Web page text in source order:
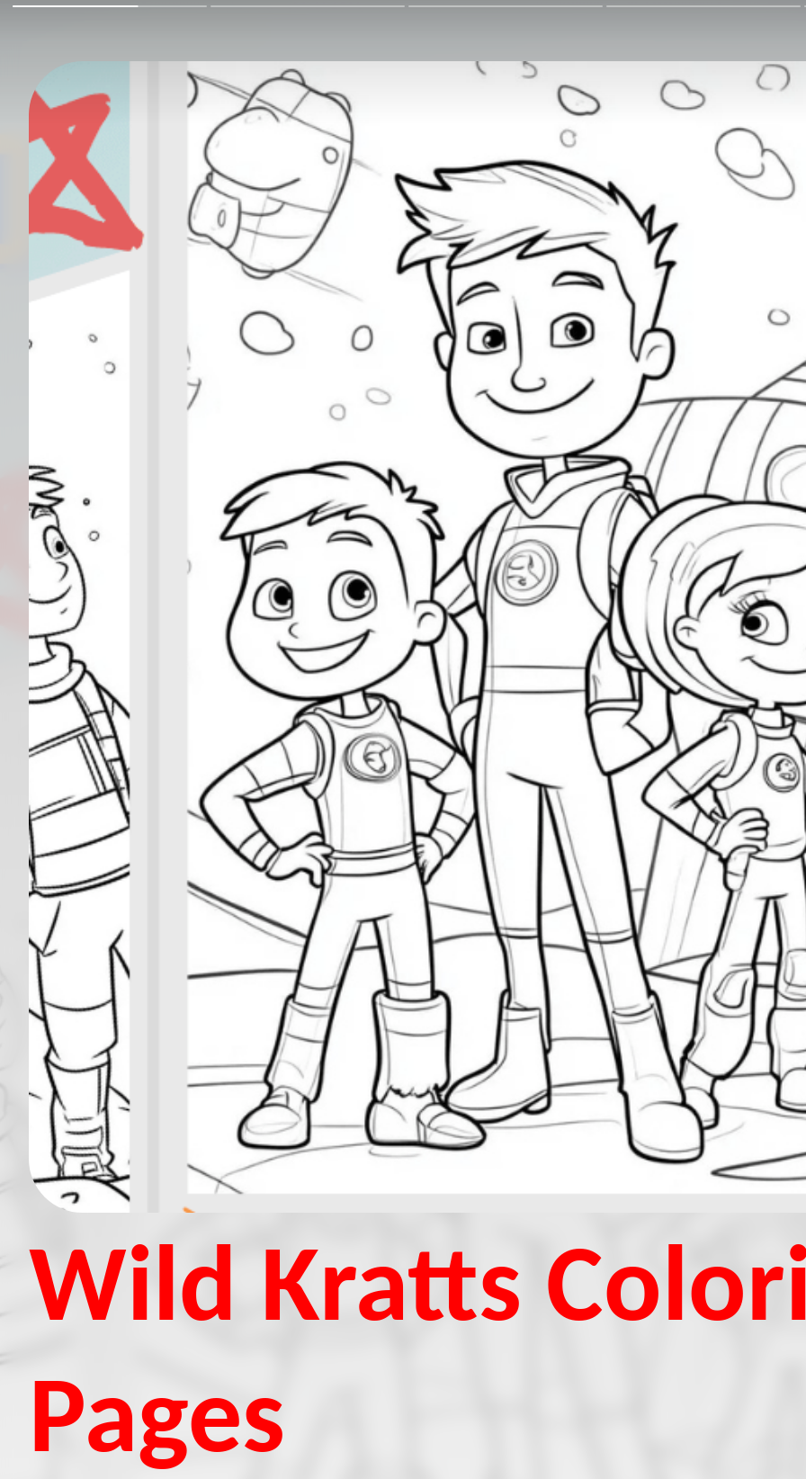
Wild Kratts
Pages